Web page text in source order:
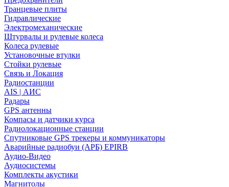
Транцевые плиты
Гидравлические
Электромеханические
Штурвалы и рулевые колеса
Колеса рулевые
Установочные втулки
Стойки рулевые
Связь и Локация
Радиостанции
AIS | АИС
Радары
GPS антенны
Компасы и датчики курса
Радиолокационные станции
Спутниковые GPS трекеры и коммуникаторы
Аварийные радиобуи (АРБ) EPIRB
Аудио-Видео
Аудиосистемы
Комплекты акустики
Магнитолы